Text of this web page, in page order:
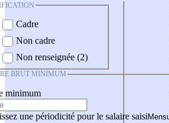
Cadre
Non cadre
Non renseignée (2)
BRUT MINIMUM
minimum
une périodicité pour le salaire saisi